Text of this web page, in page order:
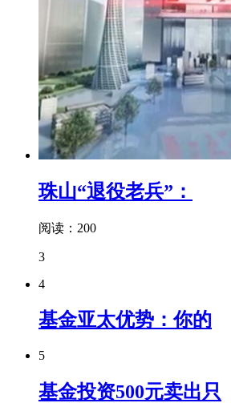
珠山“退役老兵”：
阅读：200
3
4
基金亚太优势：你的
5
基金投资500元卖出只